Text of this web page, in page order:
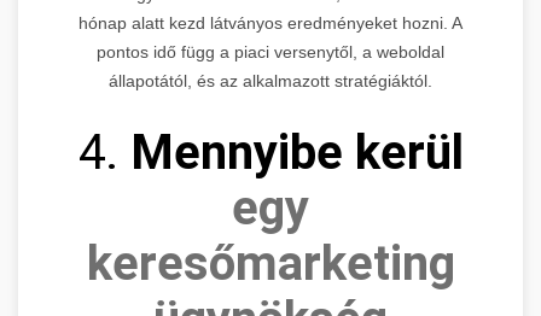
hónap alatt kezd látványos eredményeket hozni. A
pontos idő függ a piaci versenytől, a weboldal
állapotától, és az alkalmazott stratégiáktól.
4. Mennyibe kerül
egy
keresőmarketing